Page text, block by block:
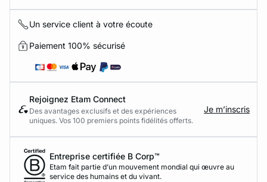
Un service client à votre écoute
Paiement 100% sécurisé
Rejoignez Etam Connect
Des avantages exclusifs et des expériences
uniques. Vos 100 premiers points fidélités offerts.
Je m’inscris
Entreprise certifiée B Corp™
Etam fait partie d’un mouvement mondial qui œuvre au
service des humains et du vivant.